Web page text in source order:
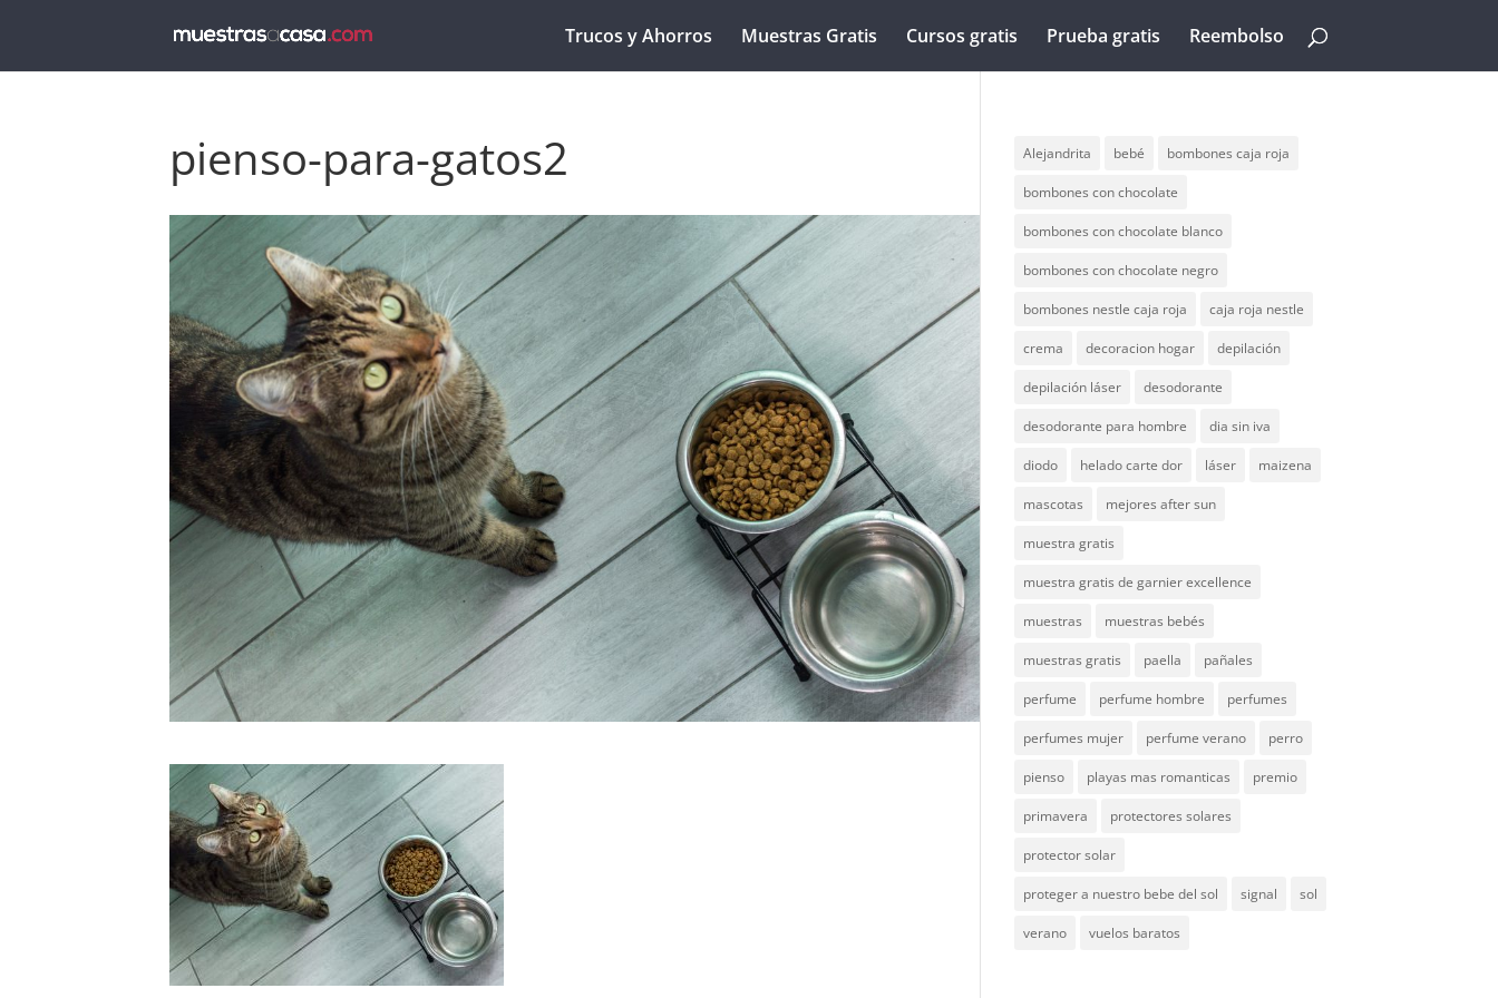
Trucos y Ahorros Muestras Gratis Cursos gratis Prueba gratis Reembolso
pienso-para-gatos2 Alejandrita bebé bombones caja roja
bombones con chocolate
bombones con chocolate blanco
bombones con chocolate negro
bombones nestle caja roja caja roja nestle
crema decoracion hogar depilación
depilación láser desodorante
desodorante para hombre dia sin iva
diodo helado carte dor láser maizena
mascotas mejores after sun
muestra gratis
muestra gratis de garnier excellence
muestras muestras bebés
muestras gratis paella pañales
perfume perfume hombre perfumes
perfumes mujer perfume verano perro
pienso playas mas romanticas premio
primavera protectores solares
protector solar
proteger a nuestro bebe del sol signal sol
verano vuelos baratos